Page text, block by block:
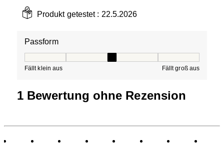
Produkt getestet : 22.5.2026
Passform
Fällt klein aus Fällt groß aus
1 Bewertung ohne Rezension